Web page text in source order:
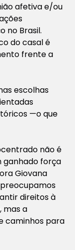
afetiva e/ou
no Brasil.
do casal é
frente a
escolhas
—o que
não é
ganhado força
Giovana
preocupamos
direitos à
mas a
caminhos para